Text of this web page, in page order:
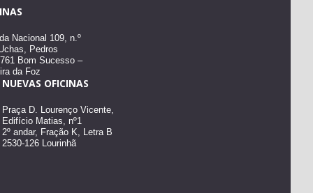
Nacional 109, n.º
Pedros
Bom Sucesso –
da Foz
NUEVAS OFICINAS
Praça D. Lourenço Vicente,
Edifício Matias, nº1
2º andar, Fração K, Letra B
2530-126 Lourinhã